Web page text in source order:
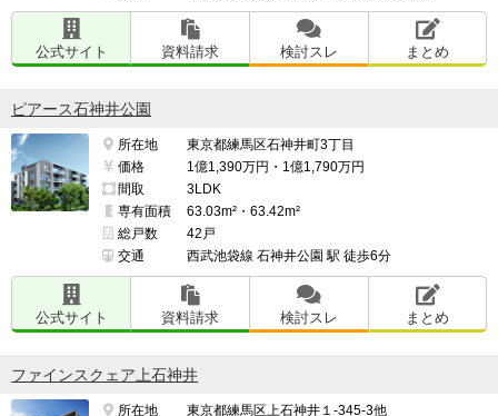
公式サイト 資料請求 検討スレ まとめ
ピアース石神井公園
所在地
東京都練馬区石神井町3丁目
価格
1億1,390万円・1億1,790万円
間取
3LDK
専有面積
63.03m²・63.42m²
総戸数
42戸
交通
西武池袋線 石神井公園 駅 徒歩6分
公式サイト 資料請求 検討スレ まとめ
ファインスクェア上石神井
所在地
東京都練馬区上石神井１-345-3他